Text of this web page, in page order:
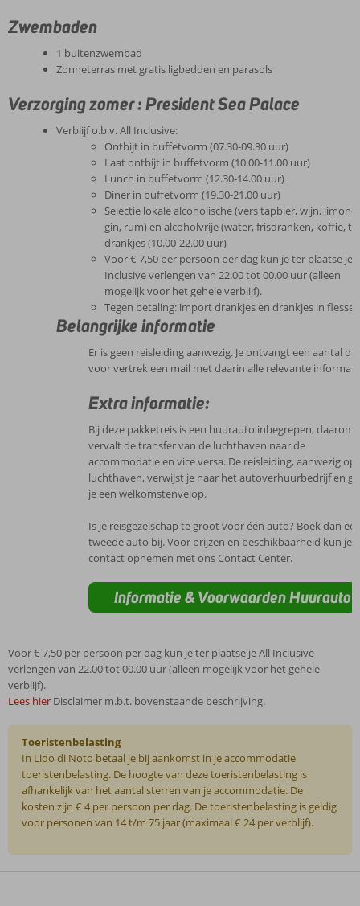
Zwembaden
1 buitenzwembad
Zonneterras met gratis ligbedden en parasols
Verzorging zomer : President Sea Palace
Verblijf o.b.v. All Inclusive:
Ontbijt in buffetvorm (07.30-09.30 uur)
Laat ontbijt in buffetvorm (10.00-11.00 uur)
Lunch in buffetvorm (12.30-14.00 uur)
Diner in buffetvorm (19.30-21.00 uur)
Selectie lokale alcoholische (vers tapbier, wijn,
gin, rum) en alcoholvrije (water, frisdranken, koffie,
drankjes (10.00-22.00 uur)
Voor € 7,50 per persoon per dag kun je ter plaatse je
Inclusive verlengen van 22.00 tot 00.00 uur (alleen
mogelijk voor het gehele verblijf).
Tegen betaling: import drankjes en drankjes in
Belangrijke informatie
Er is geen reisleiding aanwezig. Je ontvangt een aantal
voor vertrek een mail met daarin alle relevante
Extra informatie:
Bij deze pakketreis is een huurauto inbegrepen, daarom
vervalt de transfer van de luchthaven naar de
accommodatie en vice versa. De reisleiding, aanwezig op
luchthaven, verwijst je naar het autoverhuurbedrijf en
je een welkomstenvelop.
Is je reisgezelschap te groot voor één auto? Boek dan
tweede auto bij. Voor prijzen en beschikbaarheid kun je
contact opnemen met ons Contact Center.
Informatie & Voorwaarden Huurauto
Voor € 7,50 per persoon per dag kun je ter plaatse je All Inclusive
verlengen van 22.00 tot 00.00 uur (alleen mogelijk voor het gehele
verblijf).
Lees hier Disclaimer m.b.t. bovenstaande beschrijving.
Toeristenbelasting
In Lido di Noto betaal je bij aankomst in je accommodatie
toeristenbelasting. De hoogte van deze toeristenbelasting is
afhankelijk van het aantal sterren van je accommodatie. De
kosten zijn € 4 per persoon per dag. De toeristenbelasting is geldig
voor personen van 14 t/m 75 jaar (maximaal € 24 per verblijf).